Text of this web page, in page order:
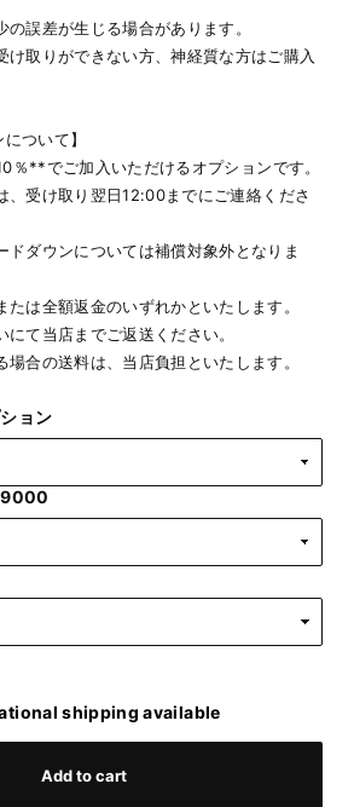
誤差が生じる場合があります。
取りができない方、神経質な方はご購入
ついて】
**でご加入いただけるオプションです。
受け取り翌日12:00までにご連絡くださ
ダウンについては補償対象外となりま
は全額返金のいずれかといたします。
て当店までご返送ください。
合の送料は、当店負担といたします。
ョン
9000
shipping available
Add to cart